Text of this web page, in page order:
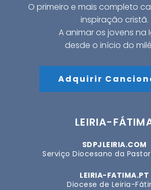
O primeiro e mais completo
inspiração cristã.
A animar os jovens na
desde o início do
Adquirir
LEIRIA-
SDPJLEIRIA.COM
Serviço Diocesano da
LEIRIA-FATIMA.PT
Diocese de Leiria-